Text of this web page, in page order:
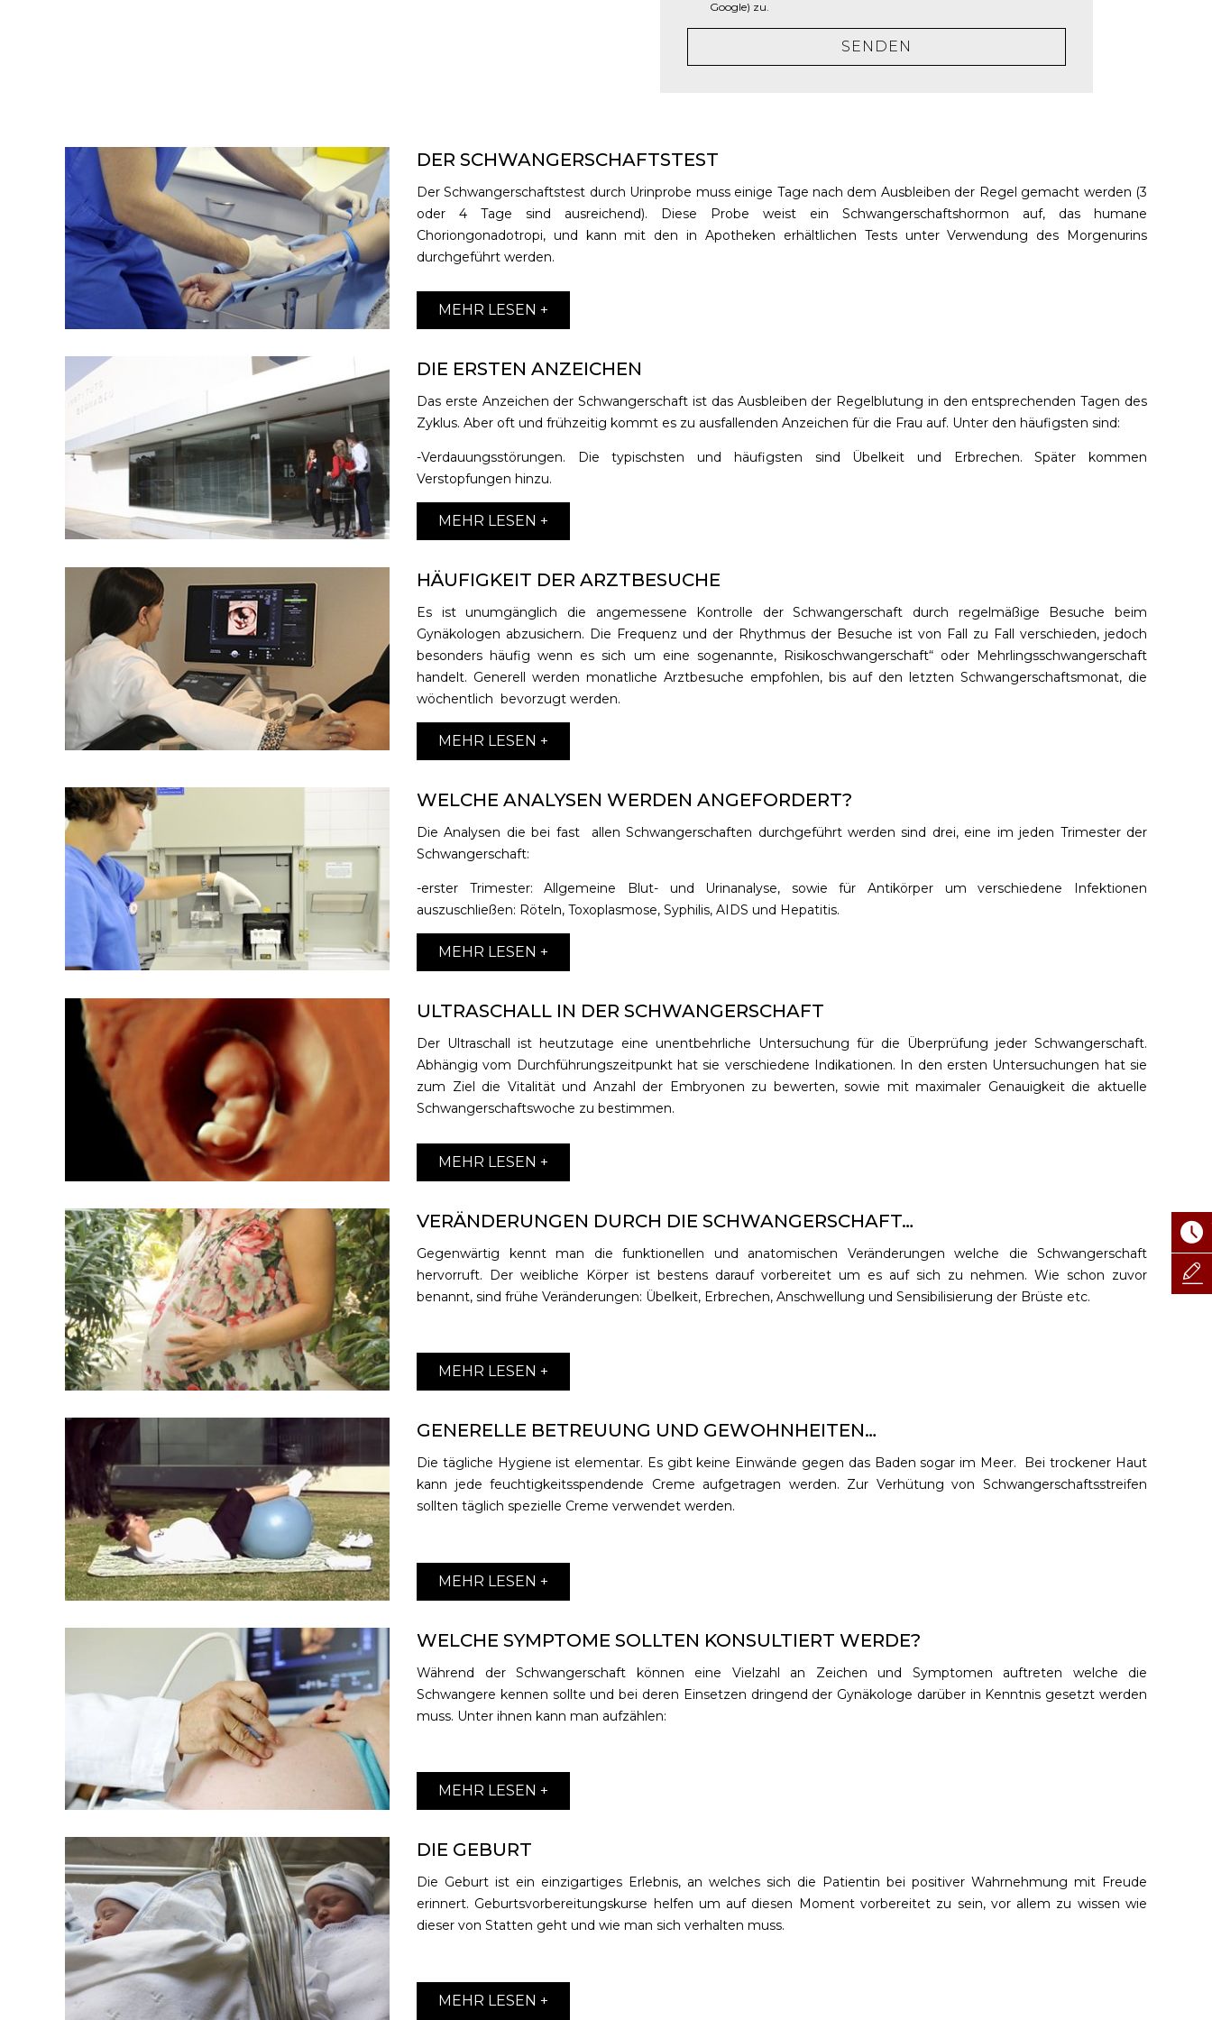
Google) zu.
SENDEN
DER SCHWANGERSCHAFTSTEST
Der Schwangerschaftstest durch Urinprobe muss einige Tage nach dem Ausbleiben der Regel gemacht werden (3
oder 4 Tage sind ausreichend). Diese Probe weist ein Schwangerschaftshormon auf, das humane
Choriongonadotropi, und kann mit den in Apotheken erhältlichen Tests unter Verwendung des Morgenurins
durchgeführt werden.
MEHR LESEN +
DIE ERSTEN ANZEICHEN
Das erste Anzeichen der Schwangerschaft ist das Ausbleiben der Regelblutung in den entsprechenden Tagen des
Zyklus. Aber oft und frühzeitig kommt es zu ausfallenden Anzeichen für die Frau auf. Unter den häufigsten sind:
-Verdauungsstörungen. Die typischsten und häufigsten sind Übelkeit und Erbrechen. Später kommen
Verstopfungen hinzu.
MEHR LESEN +
HÄUFIGKEIT DER ARZTBESUCHE
Es ist unumgänglich die angemessene Kontrolle der Schwangerschaft durch regelmäßige Besuche beim
Gynäkologen abzusichern. Die Frequenz und der Rhythmus der Besuche ist von Fall zu Fall verschieden, jedoch
besonders häufig wenn es sich um eine sogenannte, Risikoschwangerschaft“ oder Mehrlingsschwangerschaft
handelt. Generell werden monatliche Arztbesuche empfohlen, bis auf den letzten Schwangerschaftsmonat, die
wöchentlich bevorzugt werden.
MEHR LESEN +
WELCHE ANALYSEN WERDEN ANGEFORDERT?
Die Analysen die bei fast allen Schwangerschaften durchgeführt werden sind drei, eine im jeden Trimester der
Schwangerschaft:
-erster Trimester: Allgemeine Blut- und Urinanalyse, sowie für Antikörper um verschiedene Infektionen
auszuschließen: Röteln, Toxoplasmose, Syphilis, AIDS und Hepatitis.
MEHR LESEN +
ULTRASCHALL IN DER SCHWANGERSCHAFT
Der Ultraschall ist heutzutage eine unentbehrliche Untersuchung für die Überprüfung jeder Schwangerschaft.
Abhängig vom Durchführungszeitpunkt hat sie verschiedene Indikationen. In den ersten Untersuchungen hat sie
zum Ziel die Vitalität und Anzahl der Embryonen zu bewerten, sowie mit maximaler Genauigkeit die aktuelle
Schwangerschaftswoche zu bestimmen.
MEHR LESEN +
VERÄNDERUNGEN DURCH DIE SCHWANGERSCHAFT…
Gegenwärtig kennt man die funktionellen und anatomischen Veränderungen welche die Schwangerschaft
hervorruft. Der weibliche Körper ist bestens darauf vorbereitet um es auf sich zu nehmen. Wie schon zuvor
benannt, sind frühe Veränderungen: Übelkeit, Erbrechen, Anschwellung und Sensibilisierung der Brüste etc.
MEHR LESEN +
GENERELLE BETREUUNG UND GEWOHNHEITEN…
Die tägliche Hygiene ist elementar. Es gibt keine Einwände gegen das Baden sogar im Meer. Bei trockener Haut
kann jede feuchtigkeitsspendende Creme aufgetragen werden. Zur Verhütung von Schwangerschaftsstreifen
sollten täglich spezielle Creme verwendet werden.
MEHR LESEN +
WELCHE SYMPTOME SOLLTEN KONSULTIERT WERDE?
Während der Schwangerschaft können eine Vielzahl an Zeichen und Symptomen auftreten welche die
Schwangere kennen sollte und bei deren Einsetzen dringend der Gynäkologe darüber in Kenntnis gesetzt werden
muss. Unter ihnen kann man aufzählen:
MEHR LESEN +
DIE GEBURT
Die Geburt ist ein einzigartiges Erlebnis, an welches sich die Patientin bei positiver Wahrnehmung mit Freude
erinnert. Geburtsvorbereitungskurse helfen um auf diesen Moment vorbereitet zu sein, vor allem zu wissen wie
dieser von Statten geht und wie man sich verhalten muss.
MEHR LESEN +